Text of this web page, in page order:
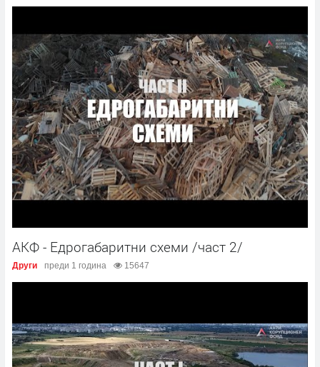
АКФ - Едрогабаритни схеми /част 2/
Други преди 1 година 15647